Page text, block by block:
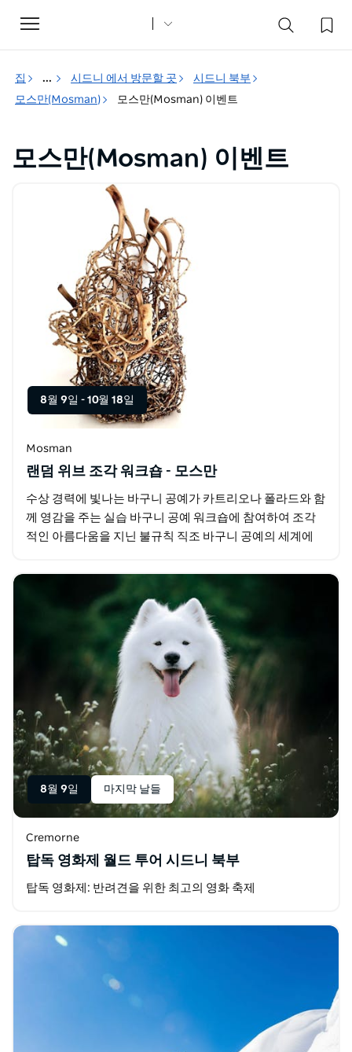
Toggle
navigation
집 ... 시드니 에서 방문할 곳
시드니 북부
모스만(Mosman)
모스만(Mosman) 이벤트
모스만(Mosman) 이벤트
8월 9일 - 10월 18일
Mosman
랜덤 위브 조각 워크숍 - 모스만
수상 경력에 빛나는 바구니 공예가 카트리오나 폴라드와 함
께 영감을 주는 실습 바구니 공예 워크숍에 참여하여 조각
적인 아름다움을 지닌 불규칙 직조 바구니 공예의 세계에
8월 9일 마지막 날들
Cremorne
탑독 영화제 월드 투어 시드니 북부
탑독 영화제: 반려견을 위한 최고의 영화 축제